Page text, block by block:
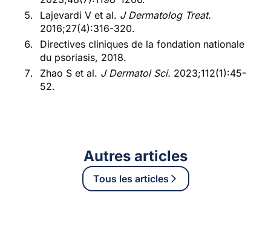
Lajevardi V et al. J Dermatolog Treat.
2016;27(4):316-320.
Directives cliniques de la fondation nationale
du psoriasis, 2018.
Zhao S et al. J Dermatol Sci. 2023;112(1):45-
52.
Autres articles
Tous les articles